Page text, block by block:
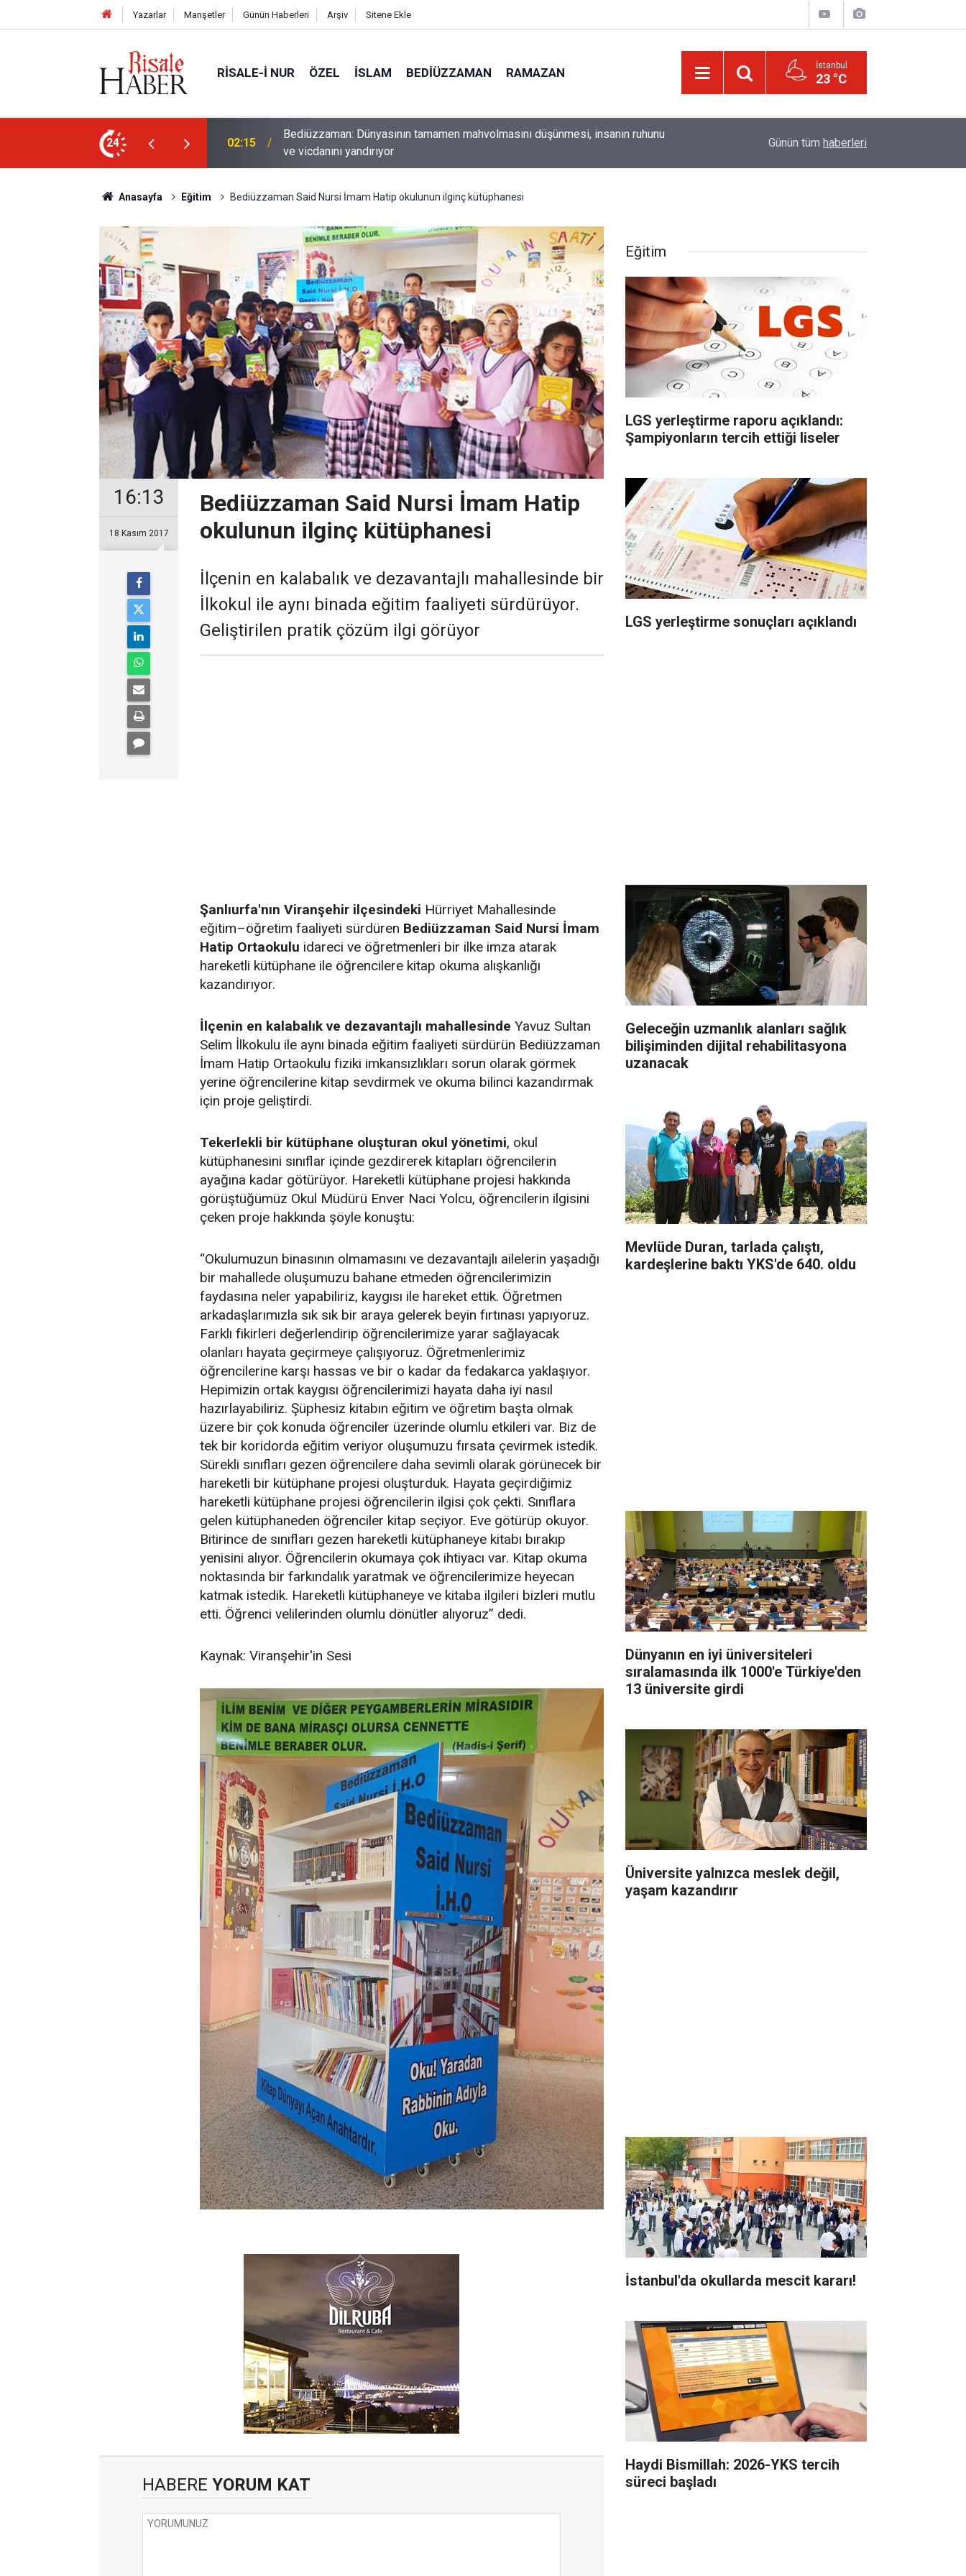
Yazarlar Manşetler Günün Haberleri Arşiv Sitene Ekle
RISALE-I NUR ÖZEL İSLAM BEDIÜZZAMAN RAMAZAN İstanbul
23 °C
24
mahvolmasını düşünmesi, insanın ruhunu
01:45 Paçalarını yerde sürünmeyecek şekilde yukarıda tut Güldüren de O’dur, ağlatan da O’dur, öldüren de
Günün tüm haberleri
Anasayfa Eğitim Bediüzzaman Said Nursi İmam Hatip okulunun ilginç kütüphanesi
16:13
18 Kasım 2017
Bediüzzaman Said Nursi İmam Hatip
okulunun ilginç kütüphanesi
İlçenin en kalabalık ve dezavantajlı mahallesinde bir
İlkokul ile aynı binada eğitim faaliyeti sürdürüyor.
Geliştirilen pratik çözüm ilgi görüyor
Şanlıurfa'nın Viranşehir ilçesindeki Hürriyet Mahallesinde
eğitim–öğretim faaliyeti sürdüren Bediüzzaman Said Nursi İmam
Hatip Ortaokulu idareci ve öğretmenleri bir ilke imza atarak
hareketli kütüphane ile öğrencilere kitap okuma alışkanlığı
kazandırıyor.
İlçenin en kalabalık ve dezavantajlı mahallesinde Yavuz Sultan
Selim İlkokulu ile aynı binada eğitim faaliyeti sürdürün Bediüzzaman
İmam Hatip Ortaokulu fiziki imkansızlıkları sorun olarak görmek
yerine öğrencilerine kitap sevdirmek ve okuma bilinci kazandırmak
için proje geliştirdi.
Tekerlekli bir kütüphane oluşturan okul yönetimi, okul
kütüphanesini sınıflar içinde gezdirerek kitapları öğrencilerin
ayağına kadar götürüyor. Hareketli kütüphane projesi hakkında
görüştüğümüz Okul Müdürü Enver Naci Yolcu, öğrencilerin ilgisini
çeken proje hakkında şöyle konuştu:
“Okulumuzun binasının olmamasını ve dezavantajlı ailelerin yaşadığı
bir mahallede oluşumuzu bahane etmeden öğrencilerimizin
faydasına neler yapabiliriz, kaygısı ile hareket ettik. Öğretmen
arkadaşlarımızla sık sık bir araya gelerek beyin fırtınası yapıyoruz.
Farklı fikirleri değerlendirip öğrencilerimize yarar sağlayacak
olanları hayata geçirmeye çalışıyoruz. Öğretmenlerimiz
öğrencilerine karşı hassas ve bir o kadar da fedakarca yaklaşıyor.
Hepimizin ortak kaygısı öğrencilerimizi hayata daha iyi nasıl
hazırlayabiliriz. Şüphesiz kitabın eğitim ve öğretim başta olmak
üzere bir çok konuda öğrenciler üzerinde olumlu etkileri var. Biz de
tek bir koridorda eğitim veriyor oluşumuzu fırsata çevirmek istedik.
Sürekli sınıfları gezen öğrencilere daha sevimli olarak görünecek bir
hareketli bir kütüphane projesi oluşturduk. Hayata geçirdiğimiz
hareketli kütüphane projesi öğrencilerin ilgisi çok çekti. Sınıflara
gelen kütüphaneden öğrenciler kitap seçiyor. Eve götürüp okuyor.
Bitirince de sınıfları gezen hareketli kütüphaneye kitabı bırakıp
yenisini alıyor. Öğrencilerin okumaya çok ihtiyacı var. Kitap okuma
noktasında bir farkındalık yaratmak ve öğrencilerimize heyecan
katmak istedik. Hareketli kütüphaneye ve kitaba ilgileri bizleri mutlu
etti. Öğrenci velilerinden olumlu dönütler alıyoruz” dedi.
Kaynak: Viranşehir'in Sesi
HABERE YORUM KAT
Eğitim
LGS yerleştirme raporu açıklandı:
Şampiyonların tercih ettiği liseler
LGS yerleştirme sonuçları açıklandı
Geleceğin uzmanlık alanları sağlık
bilişiminden dijital rehabilitasyona
uzanacak
Mevlüde Duran, tarlada çalıştı,
kardeşlerine baktı YKS'de 640. oldu
Dünyanın en iyi üniversiteleri
sıralamasında ilk 1000'e Türkiye'den
13 üniversite girdi
Üniversite yalnızca meslek değil,
yaşam kazandırır
İstanbul'da okullarda mescit kararı!
Haydi Bismillah: 2026-YKS tercih
süreci başladı